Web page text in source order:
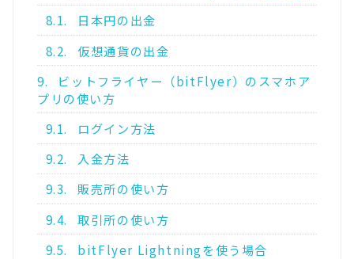
8.1.
日本円の出金
8.2.
仮想通貨の出金
9.
ビットフライヤー（bitFlyer）のスマホア
プリの使い方
9.1.
ログイン方法
9.2.
入金方法
9.3.
販売所の使い方
9.4.
取引所の使い方
9.5.
bitFlyer Lightningを使う場合